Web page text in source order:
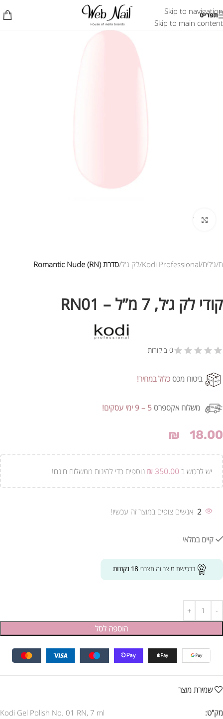
Skip to navigation
Skip to main content
תפריט
לחץ להגדלת התמונה
ג’לים Kodi Professional לק ג'ל סדרת Romantic Nude (RN)
קודי לק ג׳ל, 7 מ”ל – RN01
0 ביקורות
ביטוח מכס כלול במחיר!
משלוח אקספרס 5 – 9 ימי עסקים!
₪ 18.00
יש לרכוש ב ₪ 350.00 נוספים כדי להינות ממשלוח חינם!
2 אנשים צופים במוצר זה עכשיו!
קיים במלאי
ברכישת מוצר זה תצברי18 נקודות
הוספה לסל
שמירת מוצר
מק"ט:
Kodi Gel Polish No. 01 RN, 7 ml